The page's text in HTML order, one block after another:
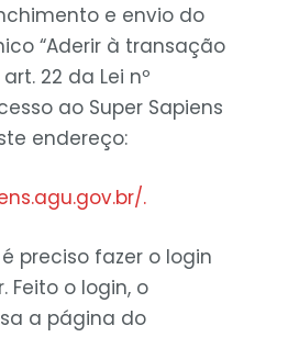
e envio do
“Aderir à transação
22 da Lei nº
ao Super Sapiens
endereço:
.
preciso fazer o login
Feito o login, o
a página do